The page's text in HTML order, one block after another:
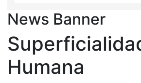
News Banner
Humana